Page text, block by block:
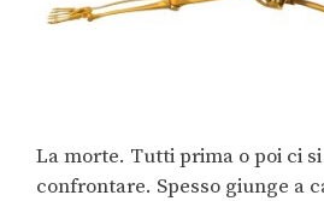
La morte. Tutti prima o poi ci
confrontare. Spesso giunge a